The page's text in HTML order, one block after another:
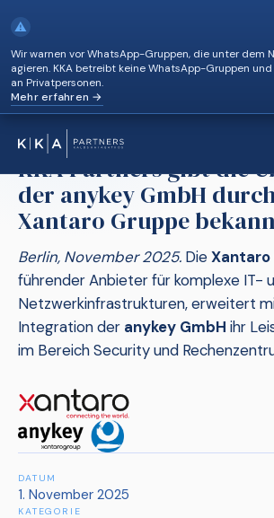
⚠
Wir warnen vor WhatsApp-Gruppen, die unter dem
agieren. KKA betreibt keine WhatsApp-Gruppen
an Privatpersonen.
Mehr erfahren →
durch…
KKA Partners gibt die
der anykey GmbH
Xantaro Gruppe
Berlin, November 2025. DieXantaro
führender Anbieter für komplexe IT-
Netzwerkinfrastrukturen, erweitert
Integration der anykey GmbH ihr
im Bereich Security und
DATUM
1. November 2025
KATEGORIE